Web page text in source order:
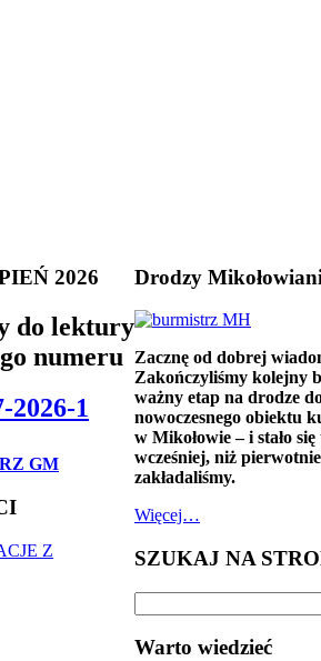
2026
do lektury
numeru
GM
Drodzy
Zacznę od dobrej
Zakończyliśmy kolejny
ważny etap na drodze
nowoczesnego obiektu
w Mikołowie – i stało się
wcześniej, niż pierwotnie
zakładaliśmy.
Więcej…
SZUKAJ NA
Warto wiedzieć